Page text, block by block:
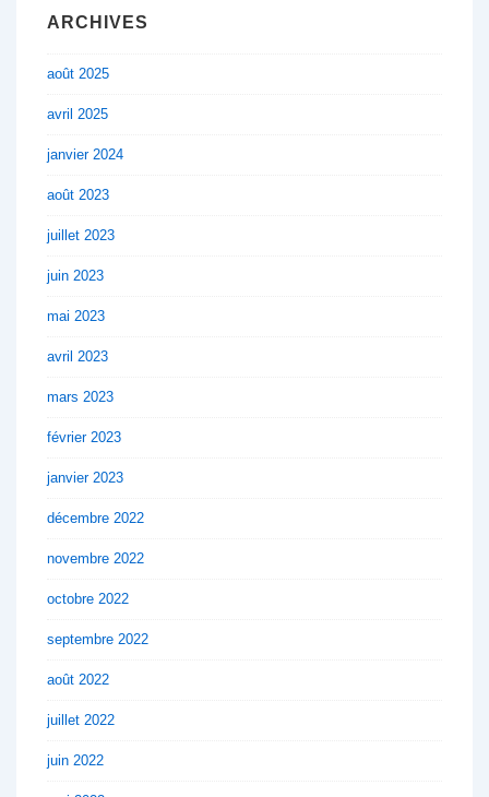
ARCHIVES
août 2025
avril 2025
janvier 2024
août 2023
juillet 2023
juin 2023
mai 2023
avril 2023
mars 2023
février 2023
janvier 2023
décembre 2022
novembre 2022
octobre 2022
septembre 2022
août 2022
juillet 2022
juin 2022